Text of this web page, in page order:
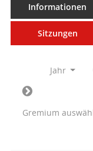
Informationen
Sitzungen
Jahr
Gremium